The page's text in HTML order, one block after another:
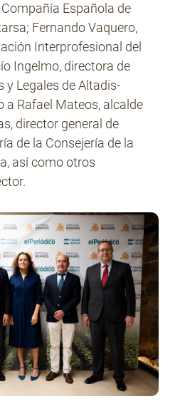
Española de
Fernando Vaquero,
Interprofesional del
Ingelmo, directora de
Legales de Altadis-
a Rafael Mateos, alcalde
director general de
de la Consejería de la
así como otros